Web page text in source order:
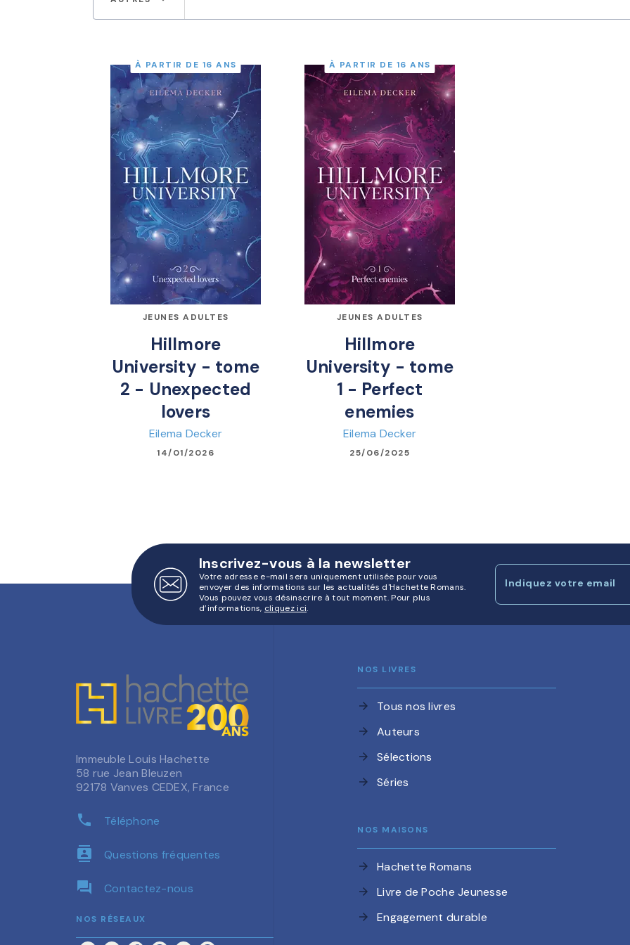
À PARTIR DE 16 ANS
JEUNES ADULTES
Hillmore
University - tome
2 - Unexpected
lovers
Eilema Decker
14/01/2026
À PARTIR DE 16 ANS
JEUNES ADULTES
Hillmore
University - tome
1 - Perfect
enemies
Eilema Decker
25/06/2025
Inscrivez-vous à la newsletter
Votre adresse e-mail sera uniquement utilisée pour vous
envoyer des informations sur les actualités d'Hachette Romans.
Vous pouvez vous désinscrire à tout moment. Pour plus
d’informations, cliquez ici.
Indiquez votre email
Immeuble Louis Hachette
58 rue Jean Bleuzen
92178 Vanves CEDEX, France
phone Téléphone
contacts Questions fréquentes
question_answer Contactez-nous
NOS RÉSEAUX
NOS LIVRES
arrow_forward Tous nos livres
arrow_forward Auteurs
arrow_forward Sélections
arrow_forward Séries
NOS MAISONS
arrow_forward Hachette Romans
arrow_forward Livre de Poche Jeunesse
arrow_forward Engagement durable